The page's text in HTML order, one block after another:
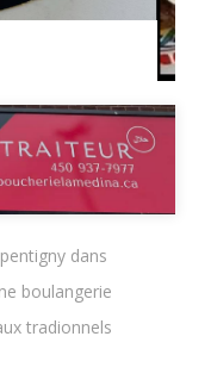
dans
boulangerie
tradionnels